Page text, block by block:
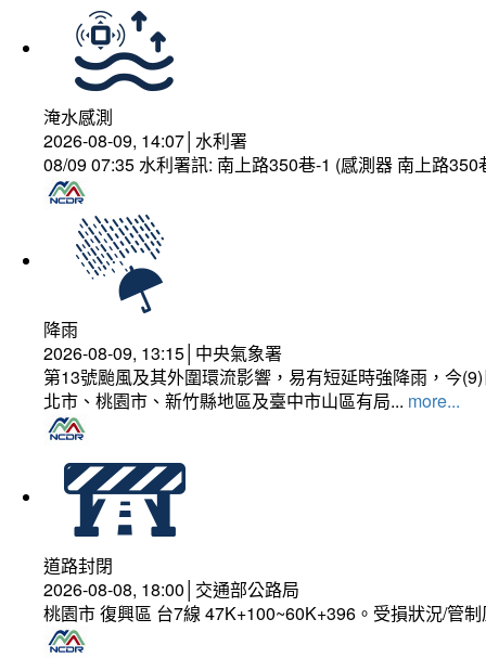
淹水感測
2026-08-09, 14:07│水利署
08/09 07:35 水利署訊: 南上路350巷-1 (感測器 南上路
降雨
2026-08-09, 13:15│中央氣象署
第13號颱風及其外圍環流影響，易有短延時強降雨，今
北市、桃園市、新竹縣地區及臺中市山區有局... more...
道路封閉
2026-08-08, 18:00│交通部公路局
桃園市 復興區 台7線 47K+100~60K+396。受損狀況/管